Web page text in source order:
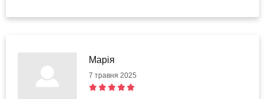
Марія
7 травня 2025